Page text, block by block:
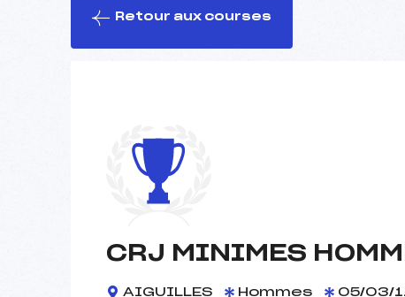
Retour aux courses
CRJ MINIMES
AIGUILLES Hommes 05/03/